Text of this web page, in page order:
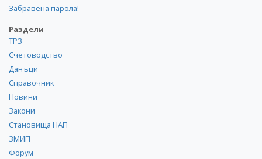
Забравена парола!
Раздели
ТРЗ
Счетоводство
Данъци
Справочник
Новини
Закони
Становища НАП
ЗМИП
Форум